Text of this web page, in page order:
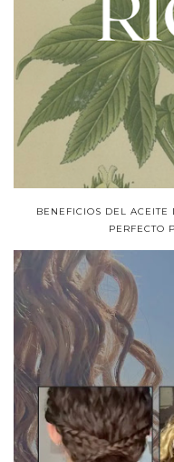
BENEFICIOS DEL
PERFECTO